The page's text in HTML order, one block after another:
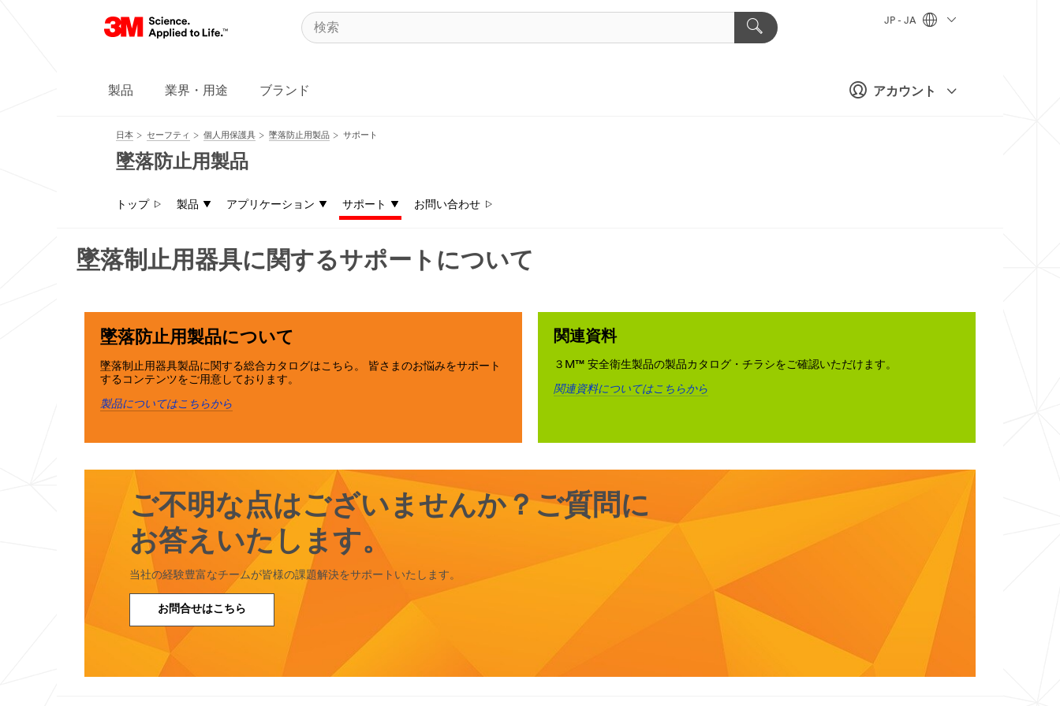
アカウント
JP - JA
製品 業界・用途 ブランド
日本 セーフティ 個人用保護具 墜落防止用製品 サポート
墜落防止用製品
トップ 製品 アプリケーション サポート お問い合わせ
墜落制止用器具に関するサポートについて
墜落防止用製品について
墜落制止用器具製品に関する総合カタログはこちら。 皆さまのお悩みをサポート
するコンテンツをご用意しております。
製品についてはこちらから
関連資料
３M™ 安全衛生製品の製品カタログ・チラシをご確認いただけます。
関連資料についてはこちらから
ご不明な点はございませんか？ご質問に
お答えいたします。
当社の経験豊富なチームが皆様の課題解決をサポートいたします。
お問合せはこちら